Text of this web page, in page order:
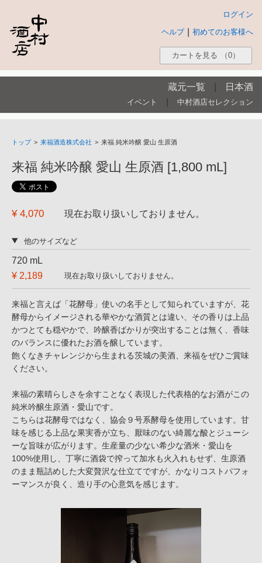
ログイン
初めてのお客様へ
ヘルプ
カートを見る （0）
蔵元一覧 日本酒
イベント 中村酒店セレクション
トップ > 来福酒造株式会社 > 来福 純米吟醸 愛山 生原酒
来福 純米吟醸 愛山 生原酒 [1,800 mL]
¥ 4,070 現在お取り扱いしておりません。
他のサイズなど
720 mL
¥ 2,189
現在お取り扱いしておりません。
来福と言えば「花酵母」使いの名手として知られていますが、花
酵母からイメージされる華やかな酒質とは違い、その香りは上品
かつとても穏やかで、吟醸香ばかりが突出することは無く、香味
のバランスに優れたお酒を醸しています。
飽くなきチャレンジから生まれる茨城の美酒、来福をぜひご賞味
ください。
来福の素晴らしさを余すことなく表現した代表格的なお酒がこの
純米吟醸生原酒・愛山です。
こちらは花酵母ではなく、協会９号系酵母を使用しています。甘
味を感じる上品な果実香が立ち、厭味のない綺麗な酸とジューシ
ーな旨味が広がります。生産量の少ない希少な酒米・愛山を
100%使用し、丁寧に酒袋で搾って加水も火入れもせず、生原酒
のまま瓶詰めした大変贅沢な仕立てですが、かなりコストパフォ
ーマンスが良く、造り手の心意気を感じます。